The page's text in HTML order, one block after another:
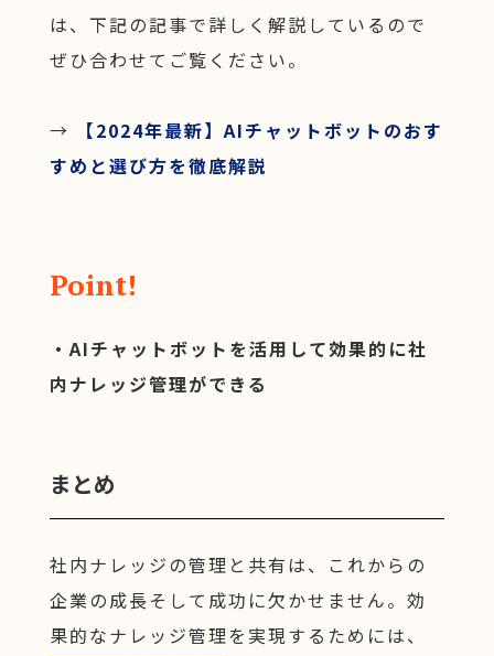
は、下記の記事で詳しく解説しているので
ぜひ合わせてご覧ください。
→
【2024年最新】AIチャットボットのおす
すめと選び方を徹底解説
Point!
・AIチャットボットを活用して効果的に社
内ナレッジ管理ができる
まとめ
社内ナレッジの管理と共有は、これからの
企業の成長そして成功に欠かせません。効
果的なナレッジ管理を実現するためには、